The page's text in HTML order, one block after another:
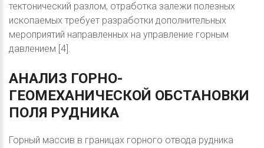
тектонический разлом, отработка залежи полезных
ископаемых требует разработки дополнительных
мероприятий направленных на управление горным
давлением [4].
АНАЛИЗ ГОРНО-
ГЕОМЕХАНИЧЕСКОЙ ОБСТАНОВКИ
ПОЛЯ РУДНИКА
Горный массив в границах горного отвода рудника